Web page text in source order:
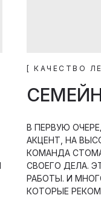
[ КАЧЕСТВО
В ПЕРВУЮ
АКЦЕНТ, НА
КОМАНДА
СВОЕГО ДЕЛА.
РАБОТЫ. И
КОТОРЫЕ